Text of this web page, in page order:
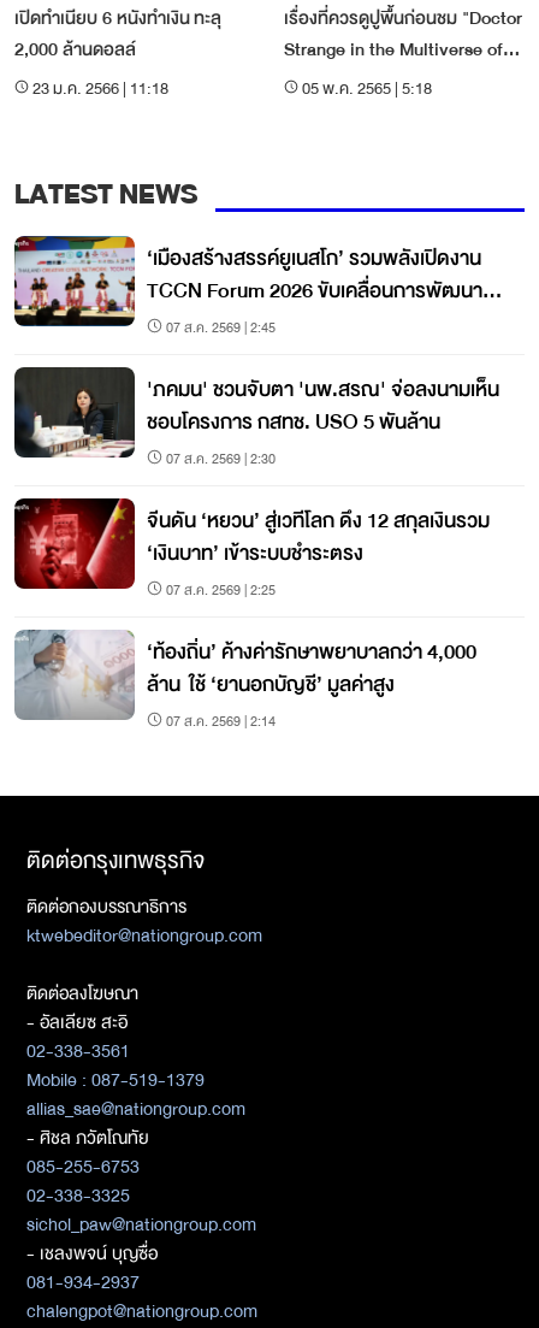
เปิดทำเนียบ 6 หนังทำเงิน ทะลุ
2,000 ล้านดอลล์
23 ม.ค. 2566 | 11:18
เรื่องที่ควรดูปูพื้นก่อนชม "Doctor
Strange in the Multiverse of
Madness"
05 พ.ค. 2565 | 5:18
LATEST NEWS
‘เมืองสร้างสรรค์ยูเนสโก’ รวมพลังเปิดงาน
TCCN Forum 2026 ขับเคลื่อนการพัฒนา
เมืองอย่างยั่งยืน
07 ส.ค. 2569 | 2:45
'ภคมน' ชวนจับตา 'นพ.สรณ' จ่อลงนามเห็น
ชอบโครงการ กสทช. USO 5 พันล้าน
07 ส.ค. 2569 | 2:30
จีนดัน ‘หยวน’ สู่เวทีโลก ดึง 12 สกุลเงินรวม
‘เงินบาท’ เข้าระบบชำระตรง
07 ส.ค. 2569 | 2:25
‘ท้องถิ่น’ ค้างค่ารักษาพยาบาลกว่า 4,000
ล้าน ใช้ ‘ยานอกบัญชี’ มูลค่าสูง
07 ส.ค. 2569 | 2:14
ติดต่อกรุงเทพธุรกิจ
ติดต่อกองบรรณาธิการ
ktwebeditor@nationgroup.com
ติดต่อลงโฆษณา
- อัลเลียซ สะอิ
02-338-3561
Mobile : 087-519-1379
allias_sae@nationgroup.com
- ศิชล ภวัตโณทัย
085-255-6753
02-338-3325
sichol_paw@nationgroup.com
- เชลงพจน์ บุญซื่อ
081-934-2937
chalengpot@nationgroup.com